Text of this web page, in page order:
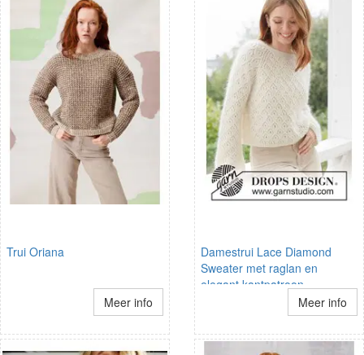
Trui Oriana
Meer info
Damestrui Lace Diamond
Sweater met raglan en
elegant kantpatroon
Meer info